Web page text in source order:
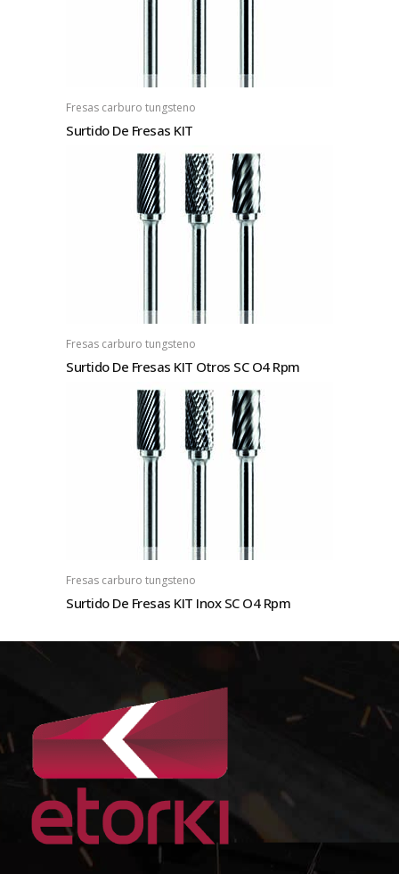
Fresas carburo tungsteno
Surtido De Fresas KIT
Fresas carburo tungsteno
Surtido De Fresas KIT Otros SC O4 Rpm
Fresas carburo tungsteno
Surtido De Fresas KIT Inox SC O4 Rpm